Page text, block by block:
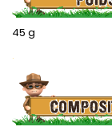
45 g
.